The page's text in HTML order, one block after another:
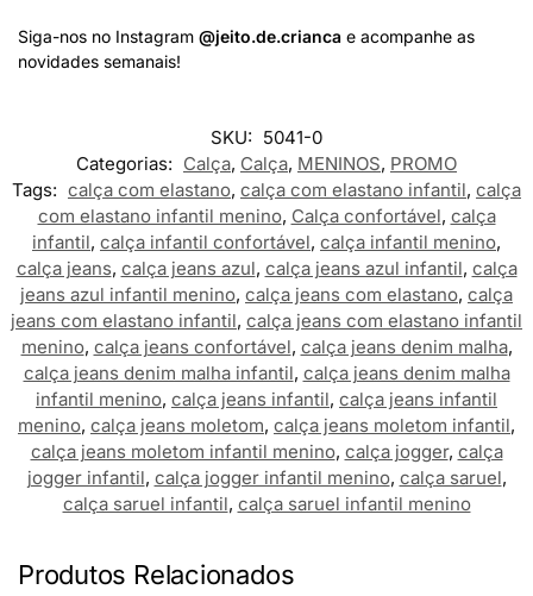
Siga-nos no Instagram @jeito.de.crianca e acompanhe as
novidades semanais!
SKU: 5041-0
Categorias: Calça, Calça, MENINOS, PROMO
Tags: calça com elastano, calça com elastano infantil, calça
com elastano infantil menino, Calça confortável, calça
infantil, calça infantil confortável, calça infantil menino,
calça jeans, calça jeans azul, calça jeans azul infantil, calça
jeans azul infantil menino, calça jeans com elastano, calça
jeans com elastano infantil, calça jeans com elastano infantil
menino, calça jeans confortável, calça jeans denim malha,
calça jeans denim malha infantil, calça jeans denim malha
infantil menino, calça jeans infantil, calça jeans infantil
menino, calça jeans moletom, calça jeans moletom infantil,
calça jeans moletom infantil menino, calça jogger, calça
jogger infantil, calça jogger infantil menino, calça saruel,
calça saruel infantil, calça saruel infantil menino
Produtos Relacionados